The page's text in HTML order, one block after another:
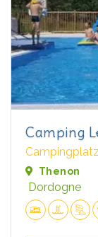
Camping
Thenon
Dordogne